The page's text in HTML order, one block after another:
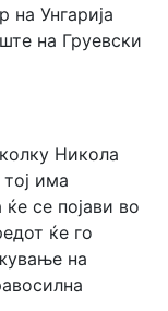
на Унгарија
на Груевски
Никола
има
се појави во
ќе го
на